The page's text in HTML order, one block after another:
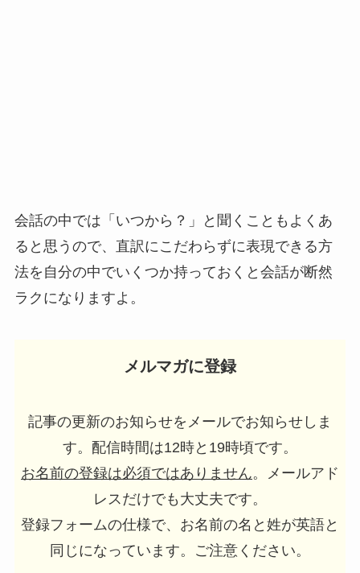
会話の中では「いつから？」と聞くこともよくあ
ると思うので、直訳にこだわらずに表現できる方
法を自分の中でいくつか持っておくと会話が断然
ラクになりますよ。
メルマガに登録
記事の更新のお知らせをメールでお知らせしま
す。配信時間は12時と19時頃です。
お名前の登録は必須ではありません。メールアド
レスだけでも大丈夫です。
登録フォームの仕様で、お名前の名と姓が英語と
同じになっています。ご注意ください。